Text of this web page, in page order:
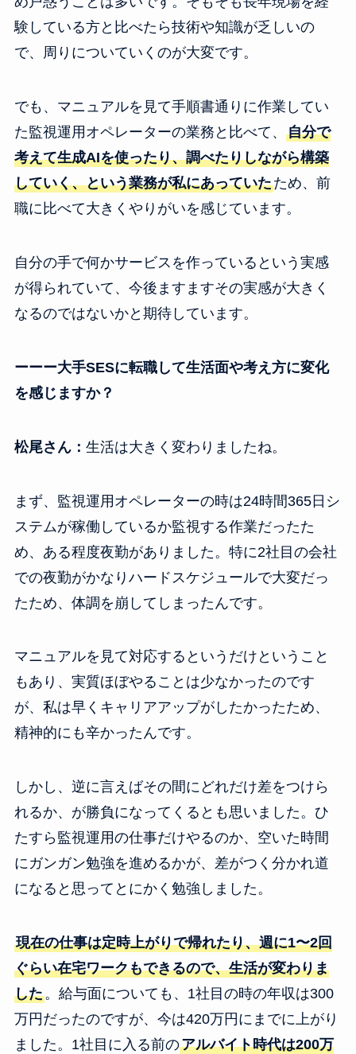
験している方と比べたら技術や知識が乏しいの
で、周りについていくのが大変です。
でも、マニュアルを見て手順書通りに作業してい
た監視運用オペレーターの業務と比べて、 自分で
考えて生成AIを使ったり、調べたりしながら構築
していく、という業務が私にあっていたため、前
職に比べて大きくやりがいを感じています。
自分の手で何かサービスを作っているという実感
が得られていて、今後ますますその実感が大きく
なるのではないかと期待しています。
ーーー大手SESに転職して生活面や考え方に変化
を感じますか？
松尾さん： 生活は大きく変わりましたね。
まず、監視運用オペレーターの時は24時間365日シ
ステムが稼働しているか監視する作業だったた
め、ある程度夜勤がありました。特に2社目の会社
での夜勤がかなりハードスケジュールで大変だっ
たため、体調を崩してしまったんです。
マニュアルを見て対応するというだけということ
もあり、実質ほぼやることは少なかったのです
が、私は早くキャリアアップがしたかったため、
精神的にも辛かったんです。
しかし、逆に言えばその間にどれだけ差をつけら
れるか、が勝負になってくるとも思いました。ひ
たすら監視運用の仕事だけやるのか、空いた時間
にガンガン勉強を進めるかが、差がつく分かれ道
になると思ってとにかく勉強しました。
現在の仕事は定時上がりで帰れたり、週に1〜2回
ぐらい在宅ワークもできるので、生活が変わりま
した。給与面についても、1社目の時の年収は300
万円だったのですが、今は420万円にまでに上がり
ました。1社目に入る前のアルバイト時代は200万